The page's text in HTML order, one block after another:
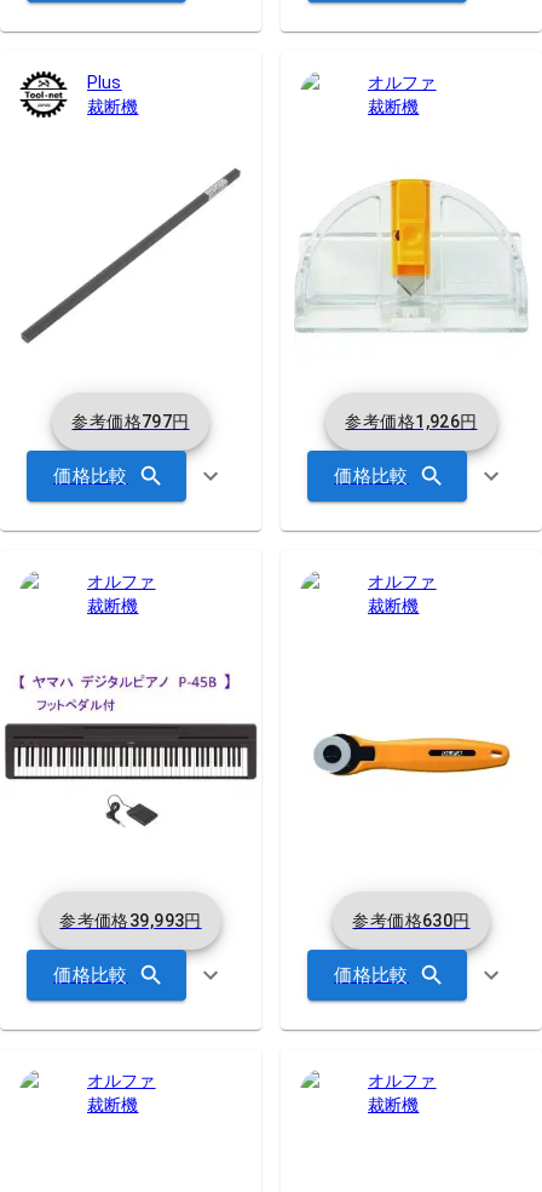
Plus
裁断機
参考価格797円
価格比較
オルファ
裁断機
参考価格1,926円
価格比較
オルファ
裁断機
参考価格39,993円
価格比較
オルファ
裁断機
参考価格630円
価格比較
オルファ
裁断機
オルファ
裁断機